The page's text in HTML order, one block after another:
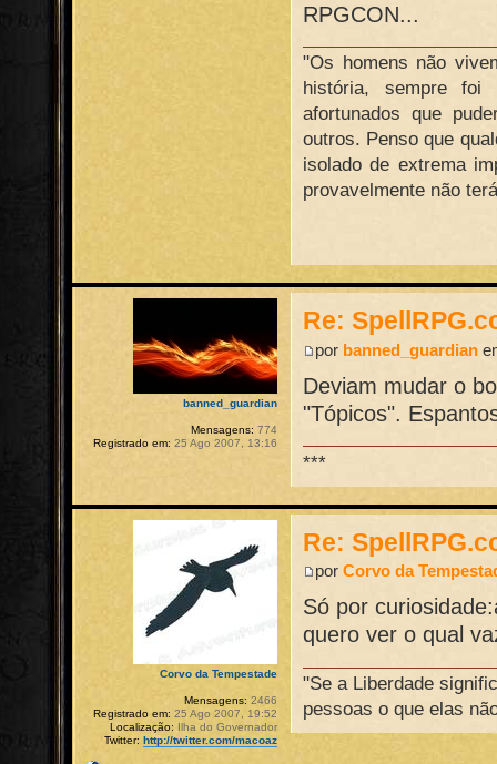
RPGCON...
"Os homens não
história, sempre foi
afortunados que
outros. Penso que
isolado de extrema
provavelmente não
Re:
por banned_guardian
Deviam mudar o
"Tópicos".
***
banned_guardian
Mensagens: 774
Registrado em: 25 Ago 2007, 13:16
Re:
porCorvo da
Só por
quero ver o qual
"Se a Liberdade
pessoas o que elas
Corvo da Tempestade
Mensagens: 2466
Registrado em: 25 Ago 2007, 19:52
Localização: Ilha do Governador
Twitter: http://twitter.com/macoaz